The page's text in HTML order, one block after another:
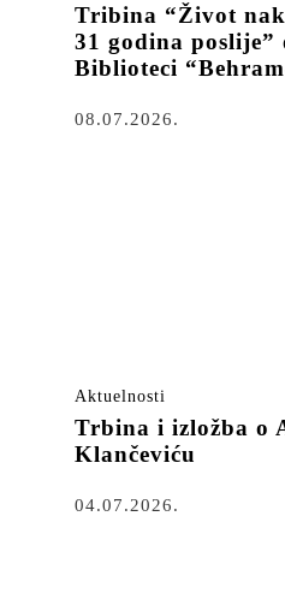
Tribina “Život
31 godina poslije”
Biblioteci
08.07.2026.
Aktuelnosti
Trbina i izložba o
Klančeviću
04.07.2026.